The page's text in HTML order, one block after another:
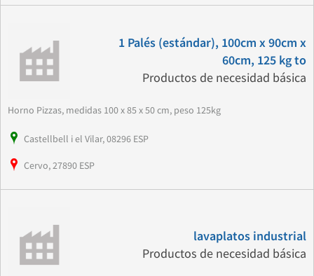
1 Palés (estándar), 100cm x 90cm x
60cm, 125 kg to
Productos de necesidad básica
Horno Pizzas, medidas 100 x 85 x 50 cm, peso 125kg
Castellbell i el Vilar, 08296 ESP
Cervo, 27890 ESP
lavaplatos industrial
Productos de necesidad básica